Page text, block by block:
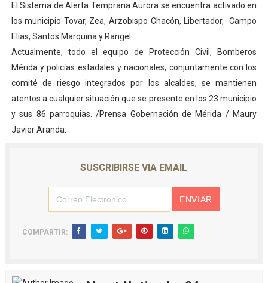
El Sistema de Alerta Temprana Aurora se encuentra activado en
los municipio Tovar, Zea, Arzobispo Chacón, Libertador, Campo
Elías, Santos Marquina y Rangel.
Actualmente, todo el equipo de Protección Civil, Bomberos
Mérida y policías estadales y nacionales, conjuntamente con los
comité de riesgo integrados por los alcaldes, se mantienen
atentos a cualquier situación que se presente en los 23 municipio
y sus 86 parroquias. /Prensa Gobernación de Mérida / Maury
Javier Aranda.
SUSCRIBIRSE VIA EMAIL
COMPARTIR: